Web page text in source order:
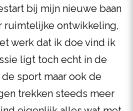
bij mijn nieuwe baan
ruimtelijke ontwikkeling,
werk dat ik doe vind ik
ligt toch echt in de
sport maar ook de
trekken steeds meer